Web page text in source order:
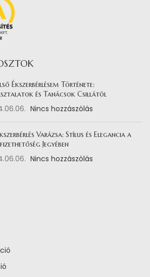
Ékszerbérlésem Története:
és Tanácsok Csillától
Nincs hozzászólás
Varázsa: Stílus és Elegancia a
Jegyében
Nincs hozzászólás